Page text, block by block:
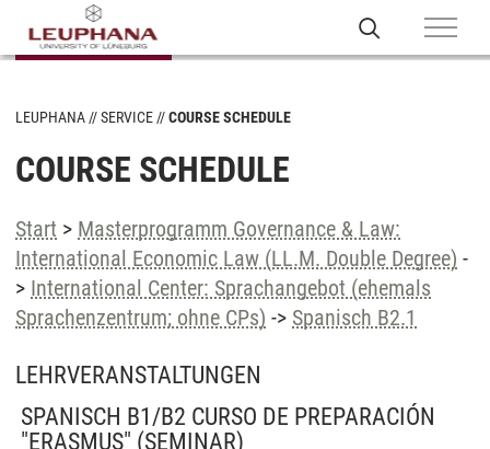
LEUPHANA SERVICE COURSE SCHEDULE
COURSE SCHEDULE
Start > Masterprogramm Governance & Law:
International Economic Law (LL.M. Double Degree) -
> International Center: Sprachangebot (ehemals
Sprachenzentrum; ohne CPs) -> Spanisch B2.1
LEHRVERANSTALTUNGEN
SPANISCH B1/B2 CURSO DE PREPARACIÓN
"ERASMUS" (SEMINAR)